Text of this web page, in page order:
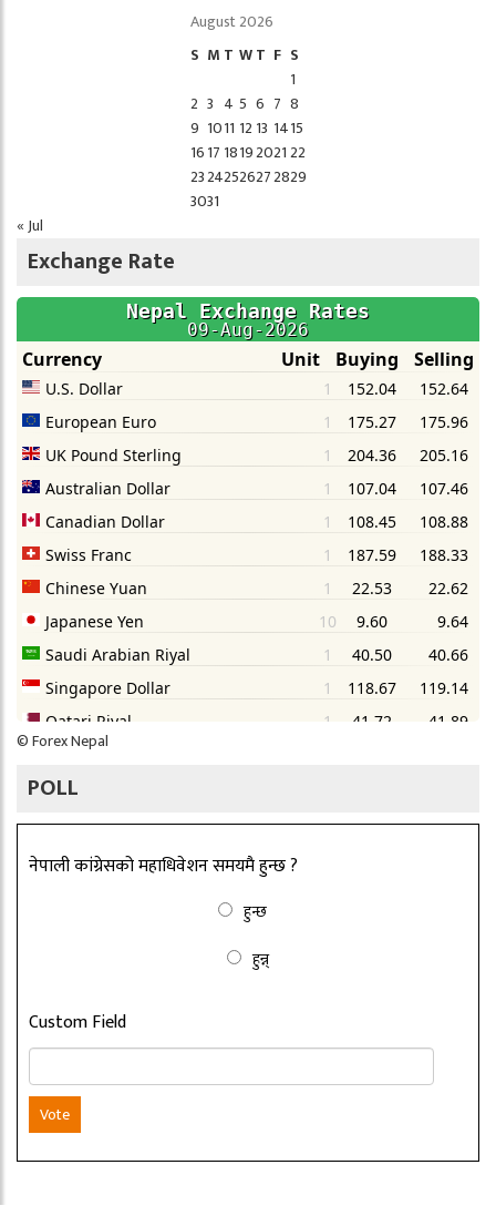
August 2026
S M T WT F S
1
2 3 4 5 6 7 8
9 1011 12 13 1415
1617 1819202122
23242526272829
3031
« Jul
Exchange Rate
©Forex Nepal
POLL
नेपाली कांग्रेसको महाधिवेशन समयमै हुन्छ ?
हुन्छ
हुन्न्
Custom Field
Vote